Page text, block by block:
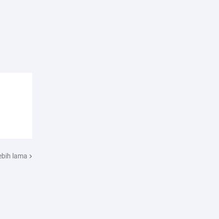
lama